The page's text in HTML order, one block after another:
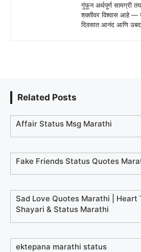
गुंफून अर्थपूर्ण सामग्री
शक्तीवर विश्वास आहे —
दिवसात आनंद आणि
Related Posts
Affair Status Msg Marathi
Fake Friends Status Quotes
Sad Love Quotes Marathi | Heart
Shayari & Status Marathi
ektepana marathi status